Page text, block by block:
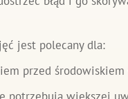
jest polecany dla:
przed środowiskiem